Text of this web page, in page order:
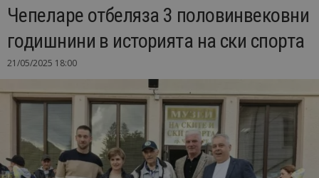
Чепеларе отбеляза 3 половинвековни
годишнини в историята на ски спорта
21/05/2025 18:00